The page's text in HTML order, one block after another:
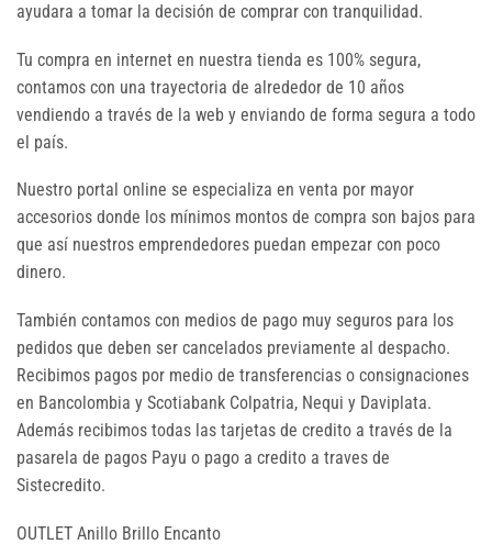
ayudara a tomar la decisión de comprar con tranquilidad.
Tu compra en internet en nuestra tienda es 100% segura,
contamos con una trayectoria de alrededor de 10 años
vendiendo a través de la web y enviando de forma segura a todo
el país.
Nuestro portal online se especializa en venta por mayor
accesorios donde los mínimos montos de compra son bajos para
que así nuestros emprendedores puedan empezar con poco
dinero.
También contamos con medios de pago muy seguros para los
pedidos que deben ser cancelados previamente al despacho.
Recibimos pagos por medio de transferencias o consignaciones
en Bancolombia y Scotiabank Colpatria, Nequi y Daviplata.
Además recibimos todas las tarjetas de credito a través de la
pasarela de pagos Payu o pago a credito a traves de
Sistecredito.
OUTLET Anillo Brillo Encanto